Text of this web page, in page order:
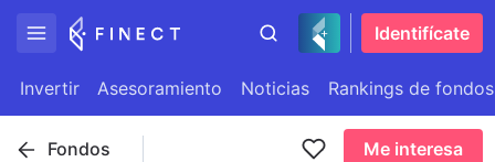
Identifícate
Invertir Asesoramiento Noticias Rankings de fondos
Fondos Me interesa